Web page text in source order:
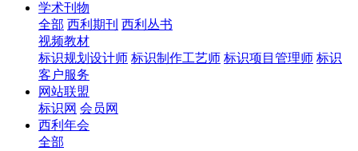
学术刊物
全部 西利期刊 西利丛书
视频教材
标识规划设计师 标识制作工艺师 标识项目管理师 标识
客户服务
网站联盟
标识网 会员网
西利年会
全部